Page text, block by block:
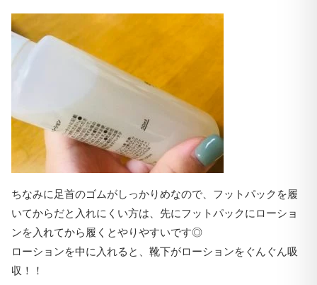
ちなみに足首のゴムがしっかりめなので、フットパックを履
いてからだと入れにくい方は、先にフットパックにローショ
ンを入れてから履くとやりやすいです◎
ローションを中に入れると、靴下がローションをぐんぐん吸
収！！